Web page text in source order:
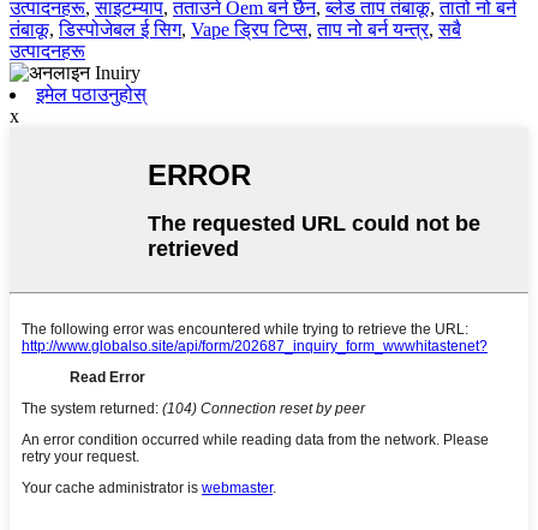
उत्पादनहरू,साइटम्याप,तताउने Oem बर्न छैन,ब्लेड ताप तंबाकू,तातो नो बर्न
तंबाकू,डिस्पोजेबल ई सिग, Vape ड्रिप टिप्स,ताप नो बर्न यन्त्र,सबै
उत्पादनहरू
इमेल पठाउनुहोस्
x